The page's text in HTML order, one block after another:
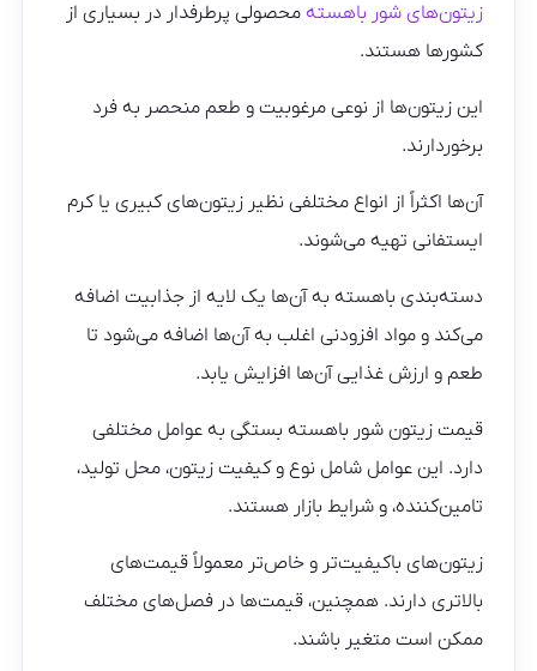
زیتون‌های شور باهسته محصولی پرطرفدار در بسیاری از
کشورها هستند.
این زیتون‌ها از نوعی مرغوبیت و طعم منحصر به فرد
برخوردارند.
آن‌ها اکثراً از انواع مختلفی نظیر زیتون‌های کبیری یا کرم
ایستفانی تهیه می‌شوند.
دسته‌بندی باهسته به آن‌ها یک لایه از جذابیت اضافه
می‌کند و مواد افزودنی اغلب به آن‌ها اضافه می‌شود تا
طعم و ارزش غذایی آن‌ها افزایش یابد.
قیمت زیتون شور باهسته بستگی به عوامل مختلفی
دارد. این عوامل شامل نوع و کیفیت زیتون، محل تولید،
تامین‌کننده، و شرایط بازار هستند.
زیتون‌های باکیفیت‌تر و خاص‌تر معمولاً قیمت‌های
بالاتری دارند. همچنین، قیمت‌ها در فصل‌های مختلف
ممکن است متغیر باشند.